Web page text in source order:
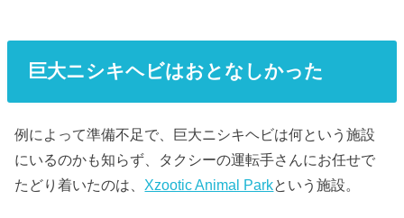
巨大ニシキヘビはおとなしかった
例によって準備不足で、巨大ニシキヘビは何という施設
にいるのかも知らず、タクシーの運転手さんにお任せで
たどり着いたのは、 Xzootic Animal Parkという施設。